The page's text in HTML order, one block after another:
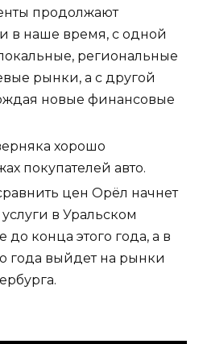
продолжают
в наше время, с одной
региональные
рынки, а с другой
новые финансовые
хорошо
покупателей авто.
цен Орёл начнет
в Уральском
конца этого года, а в
года выйдет на рынки